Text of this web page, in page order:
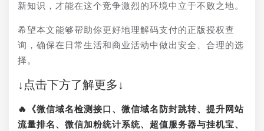
新知识，才能在这个竞争激烈的环境中立于不败之地。
希望本文能够帮助你更好地理解码支付的正版授权查
询，确保在日常生活和商业活动中做出安全、合理的选
择。
↓点击下方了解更多↓
🔥《微信域名检测接口、微信域名防封跳转、提升网站
流量排名、微信加粉统计系统、超值服务器与挂机宝、